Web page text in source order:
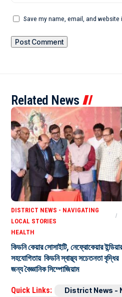
Save my name, email, and
Related News
DISTRICT NEWS - NAVIGATING
LOCAL STORIES
HEALTH
কিডনি কেয়ার সোসাইটি, নেফ্রোকেয়ার ইন্ডিয়ার
সহযোগিতায় কিডনি স্বাস্থ্য সচেতনতা বৃদ্ধির
জন্য বৈজ্ঞানিক সিম্পোজিয়াম
Quick Links: District News -